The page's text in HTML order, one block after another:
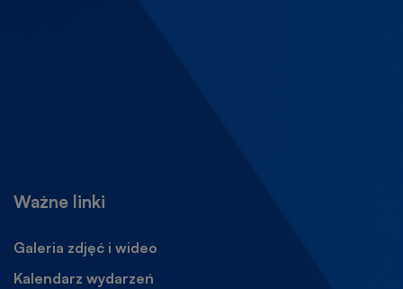
Ważne linki
Galeria zdjęć i wideo
Kalendarz wydarzeń